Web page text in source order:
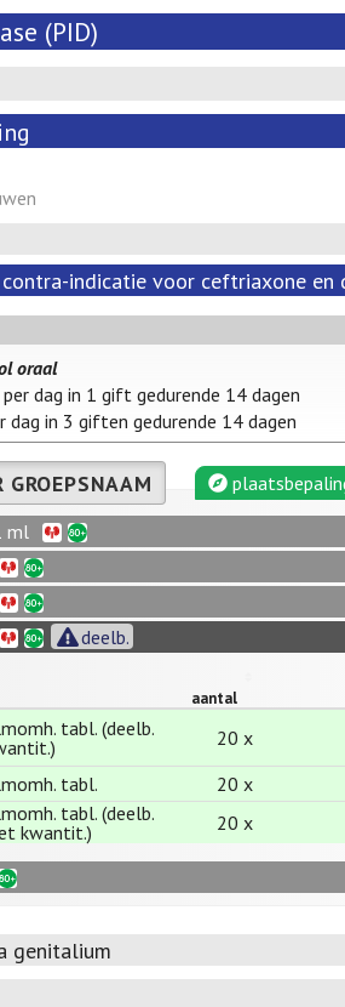
(PID)
indicatie voor ceftriaxone en
oraal
dag in 1 gift gedurende 14 dagen
in 3 giften gedurende 14 dagen
GROEPSNAAM
ml
deelb.
aantal
tabl. (deelb.
20 x
tabl. 20 x
tabl. (deelb.
kwantit.)
20 x
genitalium